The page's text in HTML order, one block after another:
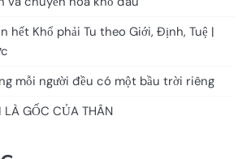
hết Khổ phải Tu theo Giới, Định, Tuệ |
mỗi người đều có một bầu trời riêng
GỐC CỦA THÂN